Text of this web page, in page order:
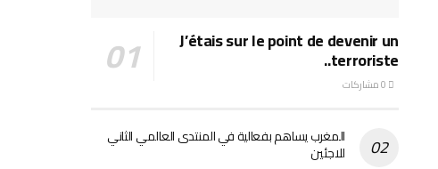
J’étais sur le point de devenir un
terroriste..
المغرب يساهم بفعالية في المنتدى العالمي الثاني
للاجئين